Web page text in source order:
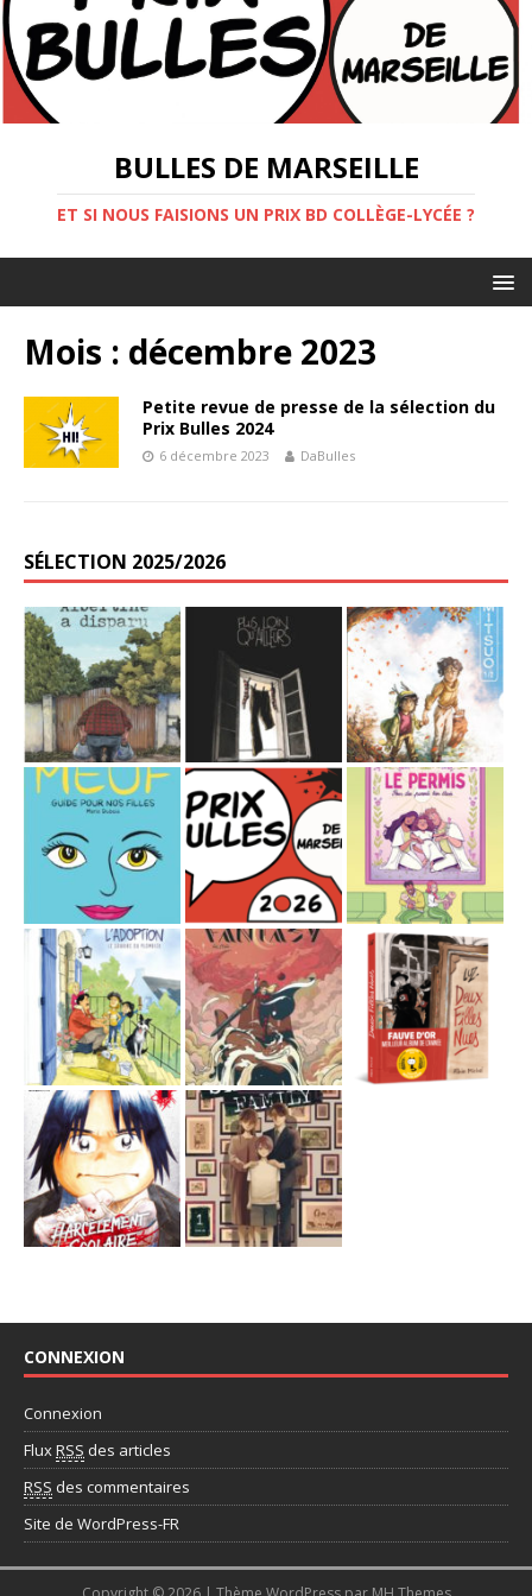
BULLES DE MARSEILLE
ET SI NOUS FAISIONS UN PRIX BD COLLÈGE-LYCÉE ?
Mois : décembre 2023
Petite revue de presse de la sélection du
Prix Bulles 2024
6 décembre 2023 DaBulles
SÉLECTION 2025/2026
CONNEXION
Connexion
FluxRSS des articles
RSS des commentaires
Site de WordPress-FR